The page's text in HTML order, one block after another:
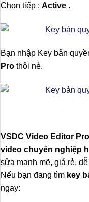
Sản phẩm đang hot
gốc
là:
Key bản
Vĩnh Viễn.
380,000 ₫
Giá
gốc
Chọn tiếp : Active .
Bạn nhập Key bản
Pro thôi nè.
VSDC Video Editor Pro
video chuyên nghiệp
sửa mạnh mẽ, giá rẻ,
Nếu bạn đang tìm key
ngay: